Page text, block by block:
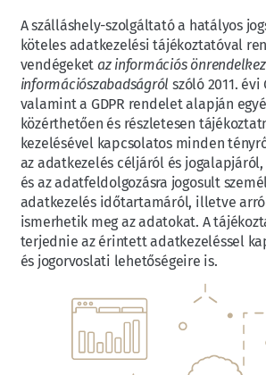
A szálláshely-szolgáltató a hatályos
köteles adatkezelési tájékoztatóval
vendégeket az információs
információszabadságról szóló 2011. évi
valamint a GDPR rendelet alapján
közérthetően és részletesen
kezelésével kapcsolatos minden
az adatkezelés céljáról és
és az adatfeldolgozásra jogosult
adatkezelés időtartamáról, illetve
ismerhetik meg az adatokat. A
terjednie az érintett adatkezeléssel
és jogorvoslati lehetőségeire is.